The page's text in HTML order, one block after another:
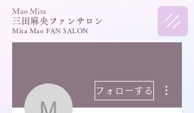
​Mao Mita
三田麻央ファンサロン
Mita Mao FAN SALON
フォローする